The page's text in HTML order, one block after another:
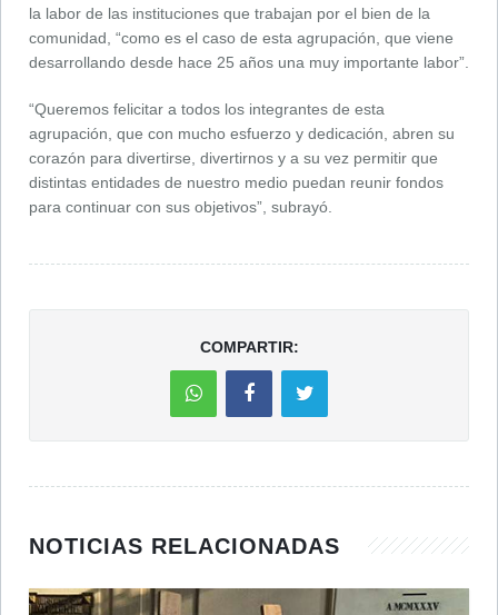
la labor de las instituciones que trabajan por el bien de la
comunidad, “como es el caso de esta agrupación, que viene
desarrollando desde hace 25 años una muy importante labor”.
“Queremos felicitar a todos los integrantes de esta
agrupación, que con mucho esfuerzo y dedicación, abren su
corazón para divertirse, divertirnos y a su vez permitir que
distintas entidades de nuestro medio puedan reunir fondos
para continuar con sus objetivos”, subrayó.
COMPARTIR:
NOTICIAS RELACIONADAS